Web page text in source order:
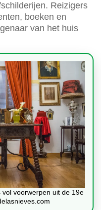
Reizigers
boeken en
van het huis
voorwerpen uit de 19e